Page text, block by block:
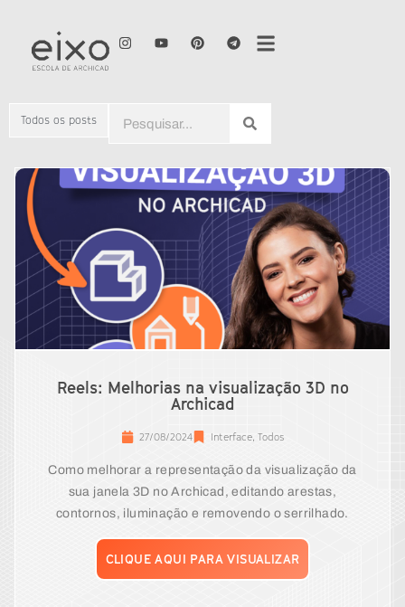
Todos os posts
Reels: Melhorias na visualização 3D no
Archicad
27/08/2024 Interface Todos
Como melhorar a representação da visualização da
sua janela 3D no Archicad, editando arestas,
contornos, iluminação e removendo o serrilhado.
CLIQUE AQUI PARA VISUALIZAR